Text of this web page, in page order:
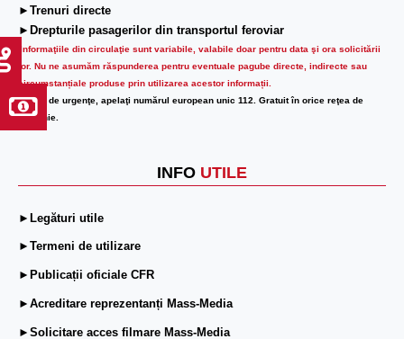
►Trenuri directe
►Drepturile pasagerilor din transportul feroviar
Informaţiile din circulaţie sunt variabile, valabile doar pentru data şi ora solicitării
lor. Nu ne asumăm răspunderea pentru eventuale pagube directe, indirecte sau
circumstanțiale produse prin utilizarea acestor informații.
În caz de urgenţe, apelaţi numărul european unic 112. Gratuit în orice reţea de
telefonie.
INFO UTILE
►Legături utile
►Termeni de utilizare
►Publicații oficiale CFR
►Acreditare reprezentanți Mass-Media
►Solicitare acces filmare Mass-Media